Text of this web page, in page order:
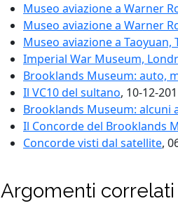
Museo aviazione a Warner
Museo aviazione a Warner
Museo aviazione a Taoyuan,
Imperial War Museum,
Brooklands Museum: auto,
Il VC10 del sultano, 10-12-
Brooklands Museum: alcuni
Il Concorde del Brooklands
Concorde visti dal satellite,
Argomenti correlati